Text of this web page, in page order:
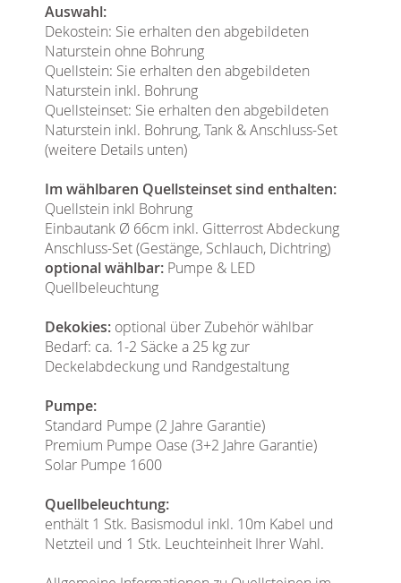
Auswahl:
Dekostein: Sie erhalten den abgebildeten
Naturstein ohne Bohrung
Quellstein: Sie erhalten den abgebildeten
Naturstein inkl. Bohrung
Quellsteinset: Sie erhalten den abgebildeten
Naturstein inkl. Bohrung, Tank & Anschluss-Set
(weitere Details unten)
Im wählbaren Quellsteinset sind enthalten:
Quellstein inkl Bohrung
Einbautank Ø 66cm inkl. Gitterrost Abdeckung
Anschluss-Set (Gestänge, Schlauch, Dichtring)
optional wählbar: Pumpe & LED
Quellbeleuchtung
Dekokies: optional über Zubehör wählbar
Bedarf: ca. 1-2 Säcke a 25 kg zur
Deckelabdeckung und Randgestaltung
Pumpe:
Standard Pumpe (2 Jahre Garantie)
Premium Pumpe Oase (3+2 Jahre Garantie)
Solar Pumpe 1600
Quellbeleuchtung:
enthält 1 Stk. Basismodul inkl. 10m Kabel und
Netzteil und 1 Stk. Leuchteinheit Ihrer Wahl.